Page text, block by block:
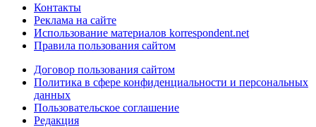
Контакты
Реклама на сайте
Использование материалов korrespondent.net
Правила пользования сайтом
Договор пользования сайтом
Политика в сфере конфиденциальности и персональных
данных
Пользовательское соглашение
Редакция